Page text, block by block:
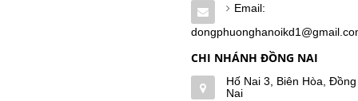
Email:
CHI NHÁNH ĐỒNG NAI
Hố Nai 3, Biên Hòa, Đồng
Nai